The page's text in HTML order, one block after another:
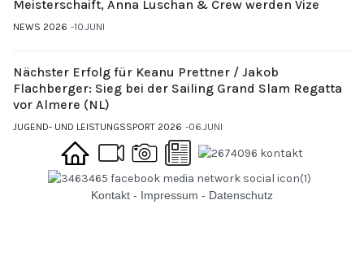
Meisterschaift, Anna Luschan & Crew werden Vize
NEWS 2026 10.JUNI
Nächster Erfolg für Keanu Prettner / Jakob
Flachberger: Sieg bei der Sailing Grand Slam Regatta
vor Almere (NL)
JUGEND- UND LEISTUNGSSPORT 2026 06.JUNI
Kontakt - Impressum - Datenschutz